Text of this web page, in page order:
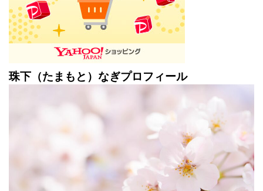
珠下（たまもと）なぎプロフィール